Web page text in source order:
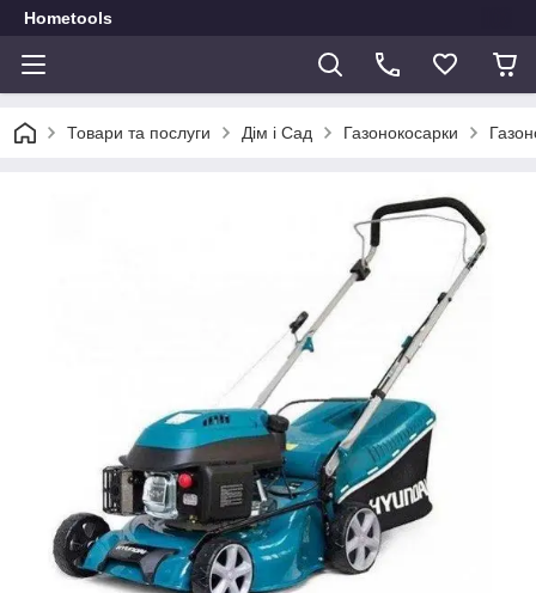
Hometools
Товари та послуги Дім і Сад Газонокосарки